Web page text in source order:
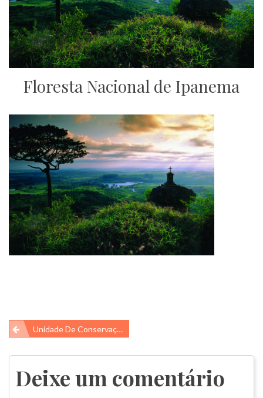
Floresta Nacional de Ipanema
Navegação
de
Post
Unidade De Conservação No Brasil
Deixe um comentário